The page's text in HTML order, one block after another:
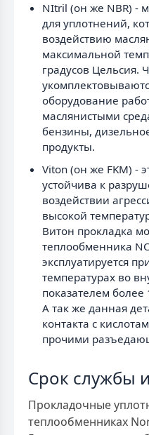
NItril (он же NBR) -
для уплотнений,
воздействию
максимальной
градусов Цельсия.
оборудование
маслянистыми
бензины,
продукты.
Viton (он же FKM) -
устойчива к
воздействии
высокой
Витон прокладка
теплообменника
эксплуатируется
температурах во
показателем более
А так же данная
контакта с
прочими
Срок службы
Прокладочные
теплообменниках